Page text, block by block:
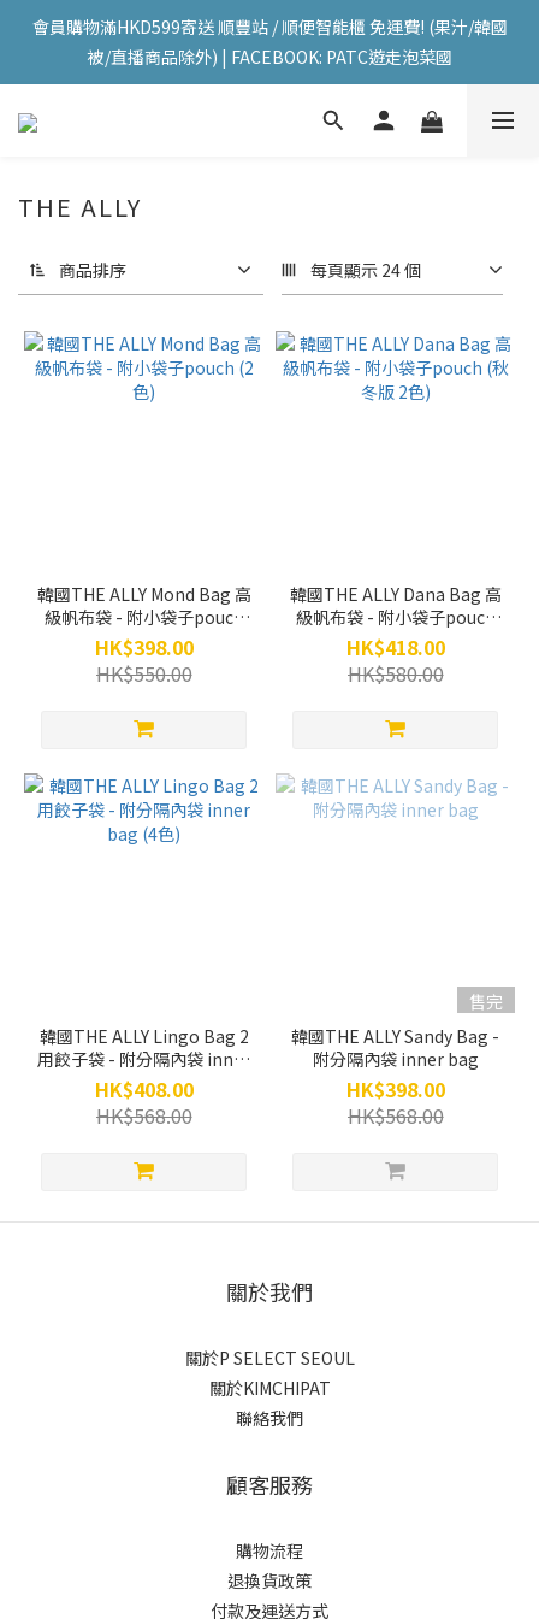
會員購物滿HKD599寄送 順豐站 / 順便智能櫃 免運費! (果汁/韓國
被/直播商品除外) | FACEBOOK: PATC遊走泡菜國
會員購物滿HKD599寄送 順豐站 / 順便智能櫃 免運費! (果汁/韓國
被/直播商品除外) | FACEBOOK: PATC遊走泡菜國
每星期韓國直送香港 🇰🇷🛫🇭🇰  | 即加IG留意最新優惠! ID:
會員購物滿HKD599寄送 順豐站 / 順便智能櫃 免運費! (果汁/韓國
THE ALLY
商品排序 每頁顯示 24 個
韓國THE ALLY Mond Bag 高
級帆布袋 - 附小袋子pouch
(2色)
HK$398.00
HK$550.00
韓國THE ALLY Dana Bag 高
級帆布袋 - 附小袋子pouch
(秋冬版 2色)
HK$418.00
HK$580.00
韓國THE ALLY Lingo Bag 2
用餃子袋 - 附分隔內袋 inner
bag (4色)
HK$408.00
HK$568.00
售完
韓國THE ALLY Sandy Bag -
附分隔內袋 inner bag
HK$398.00
HK$568.00
關於我們
關於P SELECT SEOUL
關於KIMCHIPAT
聯絡我們
顧客服務
購物流程
退換貨政策
付款及運送方式